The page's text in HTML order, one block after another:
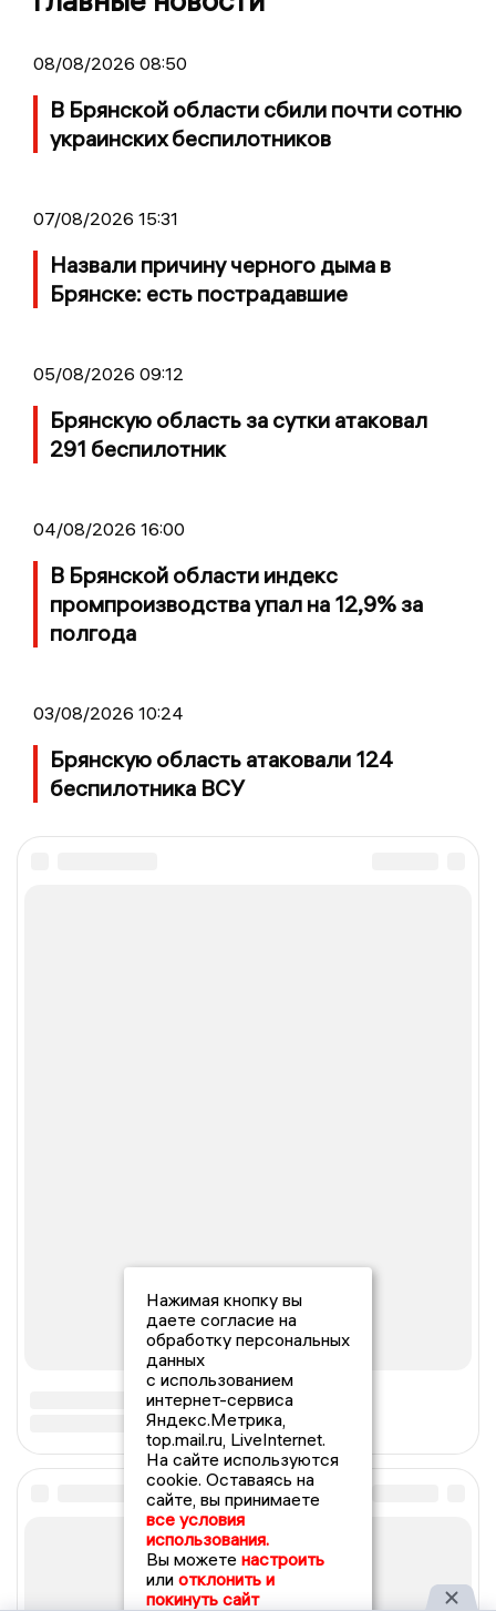
08/08/2026 08:50
В Брянской области сбили почти сотню
украинских беспилотников
07/08/2026 15:31
Назвали причину черного дыма в
Брянске: есть пострадавшие
05/08/2026 09:12
Брянскую область за сутки атаковал
291 беспилотник
04/08/2026 16:00
В Брянской области индекс
промпроизводства упал на 12,9% за
полгода
03/08/2026 10:24
Брянскую область атаковали 124
беспилотника ВСУ
Нажимая кнопку вы
даете согласие на
обработку персональных
данных
с использованием
интернет-сервиса
Яндекс.Метрика,
top.mail.ru, LiveInternet.
На сайте используются
cookie. Оставаясь на
сайте, вы принимаете
все условия
использования.
Вы можете настроить
или отклонить и
покинуть сайт